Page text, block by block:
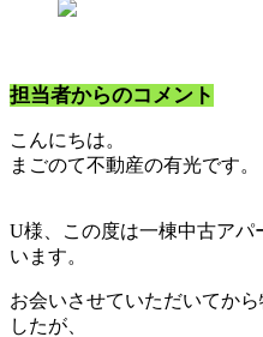
担当者からのコメント
こんにちは。
まごのて不動産の有光です。
U様、この度は一棟中古ア
います。
お会いさせていただいてか
したが、